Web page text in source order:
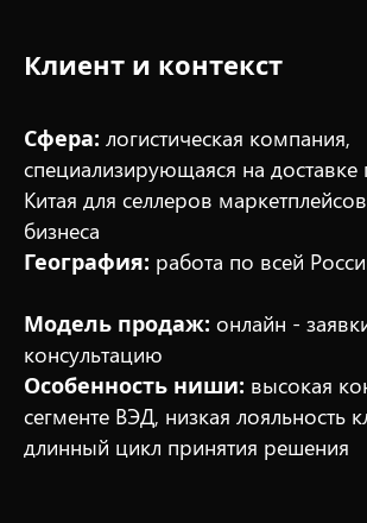
Клиент и контекст
Сфера: логистическая компания,
специализирующаяся на доставке
Китая для селлеров
бизнеса
География: работа по всей
Модель продаж: онлайн -
консультацию
Особенность ниши: высокая
сегменте ВЭД, низкая лояльность
длинный цикл принятия решения